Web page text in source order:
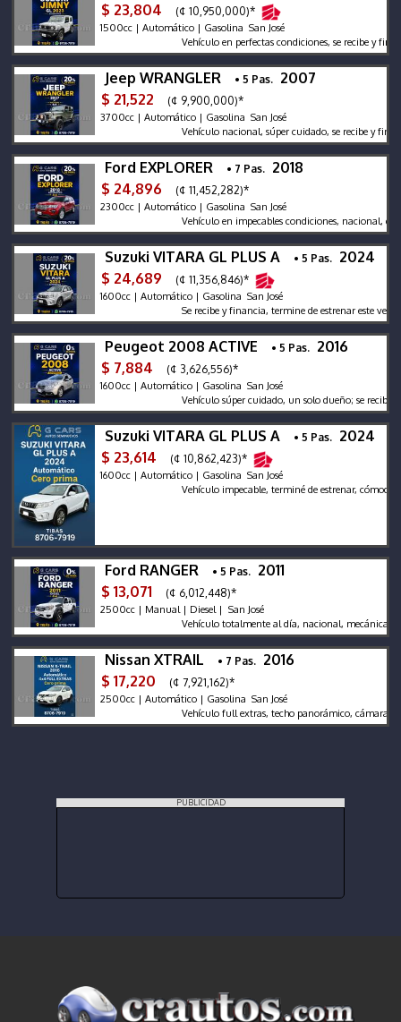
$ 23,804
(¢ 10,950,000)*
1500cc | Automático | Gasolina San José
Vehículo en perfectas condiciones, se recibe y
Jeep WRANGLER • 5 Pas. 2007
$ 21,522
(¢ 9,900,000)*
3700cc | Automático | Gasolina San José
Vehículo nacional, súper cuidado, se recibe y financia
Ford EXPLORER • 7 Pas. 2018
$ 24,896
(¢ 11,452,282)*
2300cc | Automático | Gasolina San José
Vehículo en impecables condiciones, nacional,
Suzuki VITARA GL PLUS A • 5 Pas. 2024
$ 24,689
(¢ 11,356,846)*
1600cc | Automático | Gasolina San José
Se recibe y financia, termine de estrenar este
Peugeot 2008 ACTIVE • 5 Pas. 2016
$ 7,884
(¢ 3,626,556)*
1600cc | Automático | Gasolina San José
Vehículo súper cuidado, un solo dueño; se recibe y
Suzuki VITARA GL PLUS A • 5 Pas. 2024
$ 23,614
(¢ 10,862,423)*
1600cc | Automático | Gasolina San José
Vehículo impecable, terminé de estrenar, cómodas
Ford RANGER • 5 Pas. 2011
$ 13,071
(¢ 6,012,448)*
2500cc | Manual | Diesel | San José
Vehículo totalmente al día, nacional, mecánica
Nissan XTRAIL • 7 Pas. 2016
$ 17,220
(¢ 7,921,162)*
2500cc | Automático | Gasolina San José
Vehículo full extras, techo panorámico, cámara
PUBLICIDAD